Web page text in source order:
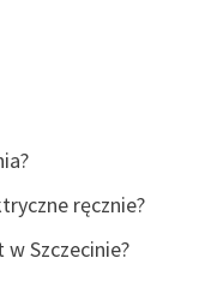
ręcznie?
Szczecinie?